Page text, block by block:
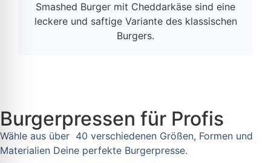
Smashed Burger mit Cheddarkäse sind eine
leckere und saftige Variante des klassischen
Burgers.
Burgerpressen für Profis
Wähle aus über 40 verschiedenen Größen, Formen und
Materialien Deine perfekte Burgerpresse.